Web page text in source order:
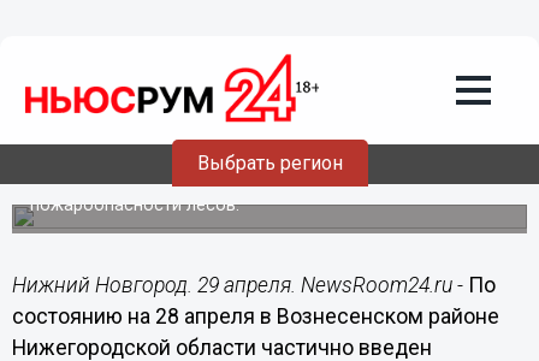
Выбрать регион
Запрет на посещение лесов введен в
Вознесенском районе Нижегородской
области
В районе частично введен четвертый класс
пожароопасности лесов.
Нижний Новгород. 29 апреля. NewsRoom24.ru - По
состоянию на 28 апреля в Вознесенском районе
Нижегородской области частично введен